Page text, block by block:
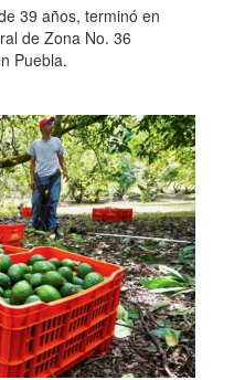
39 años, terminó en
de Zona No. 36
Puebla.